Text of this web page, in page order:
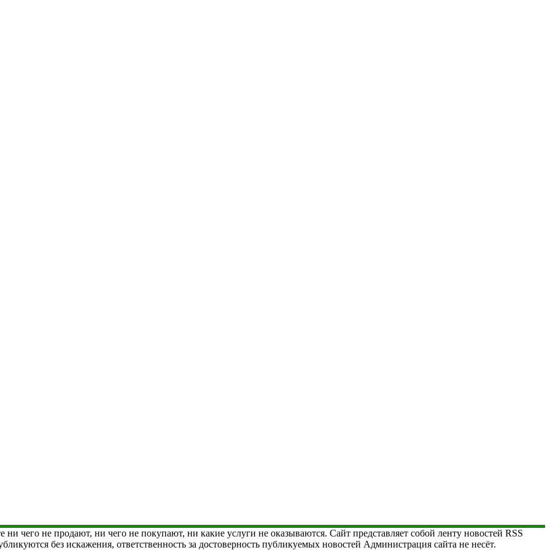
чего не продают, ни чего не покупают, ни какие услуги не оказываются. Сайт представляет собой ленту новостей RSS
без искажения, ответственность за достоверность публикуемых новостей Администрация сайта не несёт.